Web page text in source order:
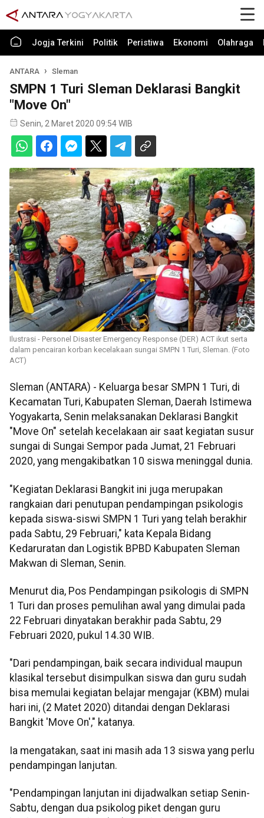
Jogja Terkini Politik Peristiwa Ekonomi Olahraga
ANTARA Sleman
SMPN 1 Turi Sleman Deklarasi Bangkit
"Move On"
Senin, 2 Maret 2020 09:54 WIB
Ilustrasi - Personel Disaster Emergency Response (DER) ACT ikut serta
dalam pencairan korban kecelakaan sungai SMPN 1 Turi, Sleman. (Foto
ACT)
Sleman (ANTARA) - Keluarga besar SMPN 1 Turi, di
Kecamatan Turi, Kabupaten Sleman, Daerah Istimewa
Yogyakarta, Senin melaksanakan Deklarasi Bangkit
"Move On" setelah kecelakaan air saat kegiatan susur
sungai di Sungai Sempor pada Jumat, 21 Februari
2020, yang mengakibatkan 10 siswa meninggal dunia.
"Kegiatan Deklarasi Bangkit ini juga merupakan
rangkaian dari penutupan pendampingan psikologis
kepada siswa-siswi SMPN 1 Turi yang telah berakhir
pada Sabtu, 29 Februari," kata Kepala Bidang
Kedaruratan dan Logistik BPBD Kabupaten Sleman
Makwan di Sleman, Senin.
Menurut dia, Pos Pendampingan psikologis di SMPN
1 Turi dan proses pemulihan awal yang dimulai pada
22 Februari dinyatakan berakhir pada Sabtu, 29
Februari 2020, pukul 14.30 WIB.
"Dari pendampingan, baik secara individual maupun
klasikal tersebut disimpulkan siswa dan guru sudah
bisa memulai kegiatan belajar mengajar (KBM) mulai
hari ini, (2 Matet 2020) ditandai dengan Deklarasi
Bangkit 'Move On'," katanya.
Ia mengatakan, saat ini masih ada 13 siswa yang perlu
pendampingan lanjutan.
"Pendampingan lanjutan ini dijadwalkan setiap Senin-
Sabtu, dengan dua psikolog piket dengan guru